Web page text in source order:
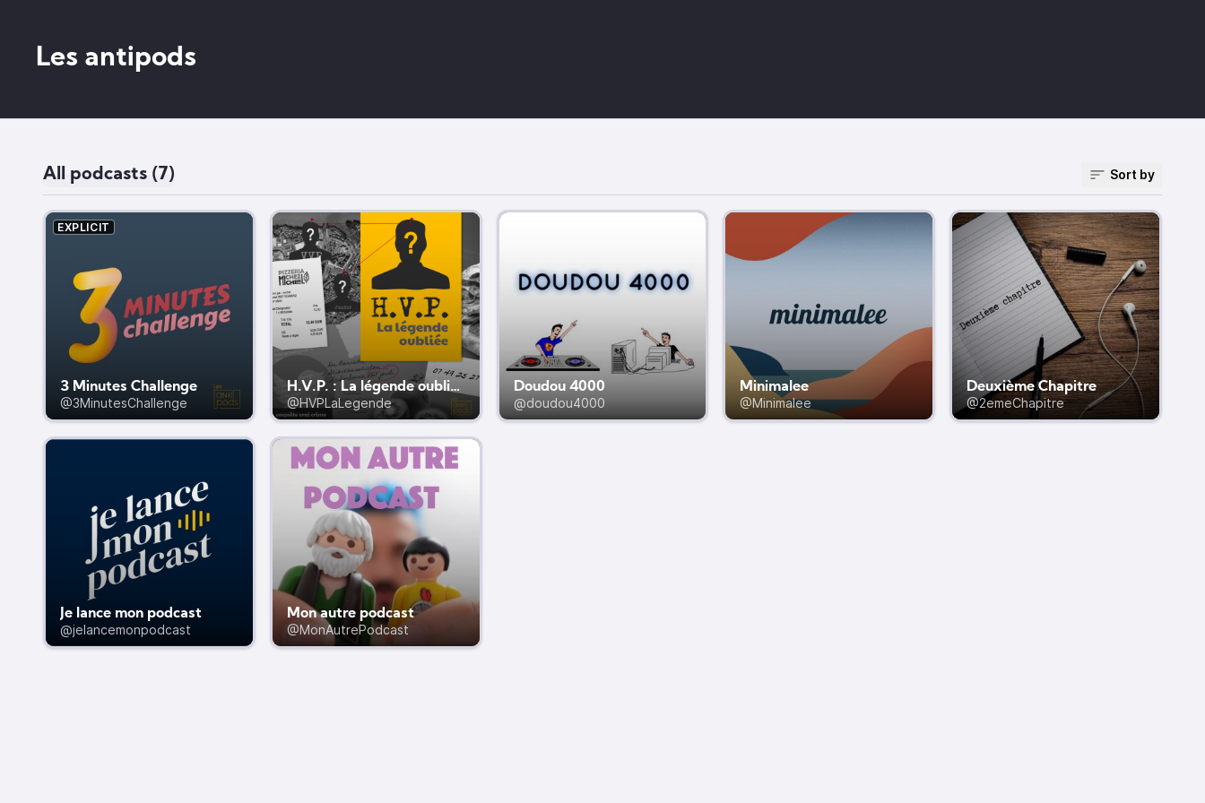
Les antipods
All podcasts (7) Sort by
EXPLICIT
3 Minutes Challenge
@3MinutesChallenge
H.V.P. : La légende oubliée
@HVPLaLegende
Doudou 4000
@doudou4000
Minimalee
@Minimalee
Deuxième Chapitre
@2emeChapitre
Je lance mon podcast
@jelancemonpodcast
Mon autre podcast
@MonAutrePodcast